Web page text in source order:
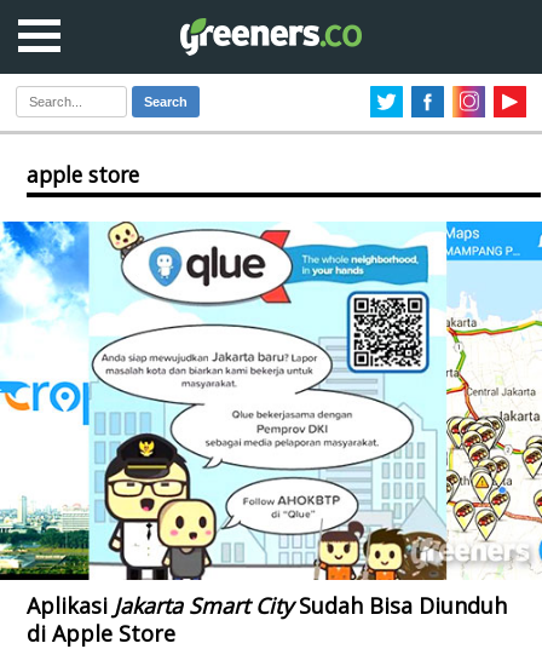
Search
apple store
Aplikasi Jakarta Smart CitySudah Bisa Diunduh
di Apple Store